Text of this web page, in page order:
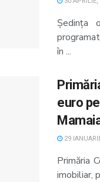
Ședința
în ...
euro
29
Primăria
imobiliar,